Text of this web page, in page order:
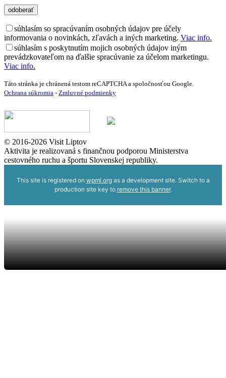
súhlasím so spracúvaním osobných údajov pre účely
informovania o novinkách, zľavách a iných marketing. Viac info.
súhlasím s poskytnutím mojich osobných údajov iným
prevádzkovateľom na ďalšie spracúvanie za účelom marketingu.
Viac info.
Táto stránka je chránená testom reCAPTCHA a spoločnosťou Google.
Ochrana súkromia - Zmluvné podmienky
© 2016-2026 Visit Liptov
Aktivita je realizovaná s finančnou podporou Ministerstva
cestovného ruchu a športu Slovenskej republiky.
This site is registered on wpml.orgas a development site. Switch to a
production site key to remove this banner.